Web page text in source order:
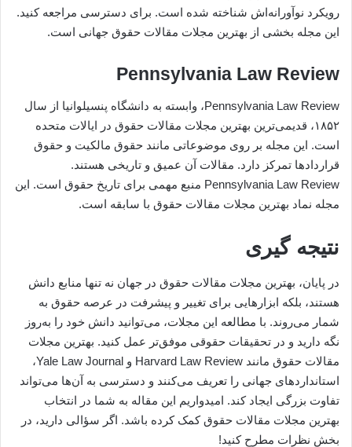
رویکرد نوآورانه‌اش شناخته شده است. برای دسترسی مراجعه کنید.
این مجله بخشی از بهترین مجلات مقالات حقوق جهانی است.
Pennsylvania Law Review
Pennsylvania Law Review، وابسته به دانشگاه پنسیلوانیا از سال
۱۸۵۲، قدیمی‌ترین بهترین مجلات مقالات حقوق در ایالات متحده
است. این مجله بر روی موضوعاتی مانند حقوق مالکیت و حقوق
قراردادها تمرکز دارد. مقالات آن عمیق و تاریخی هستند.
Pennsylvania Law Review منبع مهمی برای تاریخ حقوق است. این
مجله نماد بهترین مجلات مقالات حقوق با سابقه است.
نتیجه گیری
در پایان، بهترین مجلات مقالات حقوق در جهان نه تنها منابع دانش
هستند، بلکه ابزارهایی برای تغییر و پیشرفت در عرصه حقوق به
شمار می‌روند. با مطالعه این مجلات، می‌توانید دانش خود را به‌روز
نگه دارید و در تحقیقات حقوقی موفق‌تر عمل کنید. بهترین مجلات
مقالات حقوق مانند Harvard Law Review و Yale Law Journal،
استانداردهای جهانی را تعریف می‌کنند و دسترسی به آن‌ها می‌تواند
تفاوت بزرگی ایجاد کند. امیدواریم این مقاله به شما در انتخاب
بهترین مجلات مقالات حقوق کمک کرده باشد. اگر سؤالی دارید، در
بخش نظرات مطرح کنید!